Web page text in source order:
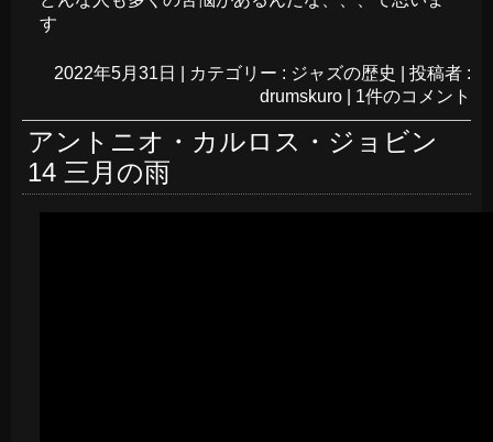
す
2022年5月31日 カテゴリー : ジャズの歴史
投稿者 :
drumskuro
1件のコメント
アントニオ・カルロス・ジョビン
14 三月の雨